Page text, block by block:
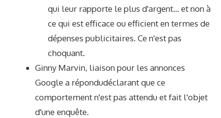
qui leur rapporte le plus d'argent… et non à
ce qui est efficace ou efficient en termes de
dépenses publicitaires. Ce n'est pas
choquant.
Ginny Marvin, liaison pour les annonces
Google a répondudéclarant que ce
comportement n'est pas attendu et fait l'objet
d'une enquête.